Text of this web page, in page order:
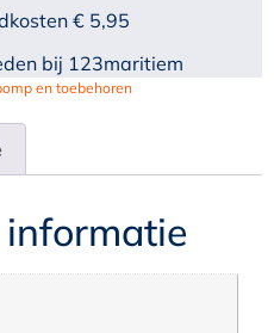
€ 5,95
en toebehoren